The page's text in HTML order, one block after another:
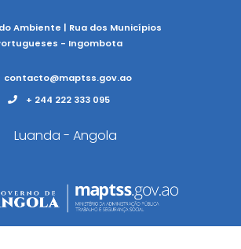
Ambiente | Rua dos Municípios
- Ingombota
contacto@maptss.gov.ao
+ 244 222 333 095
Luanda - Angola